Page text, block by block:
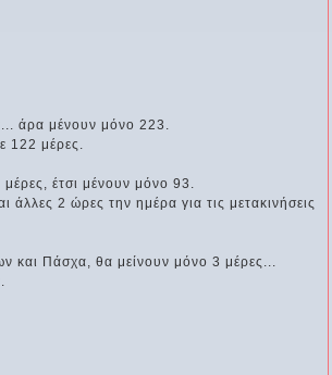
άρα μένουν μόνο 223.
122 μέρες.
έτσι μένουν μόνο 93.
2 ώρες την ημέρα για τις μετακινήσεις
και Πάσχα, θα μείνουν μόνο 3 μέρες...